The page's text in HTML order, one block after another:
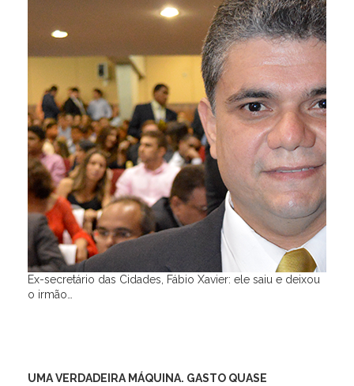
Ex-secretário das Cidades, Fábio Xavier: ele saiu e deixou
o irmão…
UMA VERDADEIRA MÁQUINA. GASTO QUASE